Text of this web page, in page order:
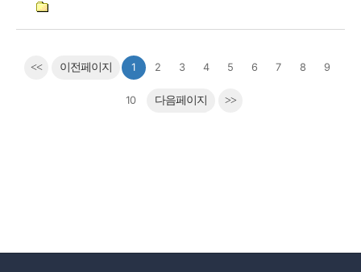
<< 이전페이지 1 2 3 4 5 6 7 8 9
10 다음페이지 >>